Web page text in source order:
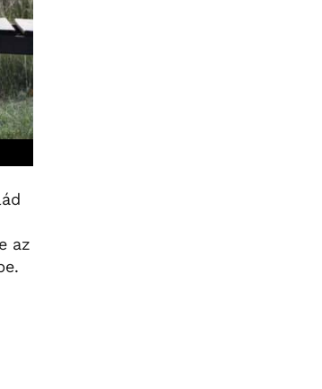
az